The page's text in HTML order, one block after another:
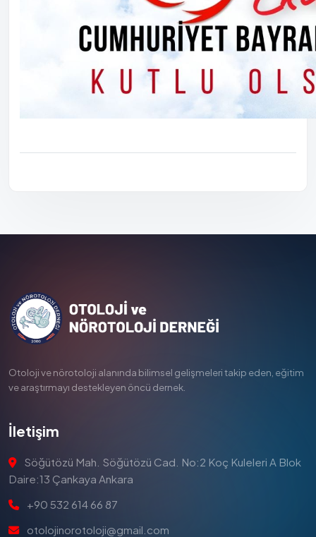
Otoloji ve nörotoloji alanında bilimsel gelişmeleri takip eden, eğitim
ve araştırmayı destekleyen öncü dernek.
İletişim
Söğütözü Mah. Söğütözü Cad. No:2 Koç Kuleleri A Blok
Daire:13 Çankaya Ankara
+90 532 614 66 87
otolojinorotoloji@gmail.com